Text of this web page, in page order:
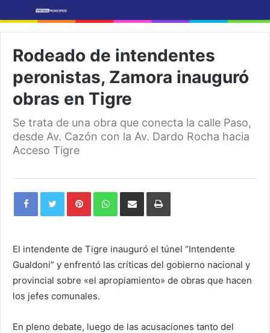
Rodeado de intendentes
peronistas, Zamora inauguró
obras en Tigre
Se trata de una obra que conecta la calle Paso,
desde Av. Cazón con la Av. Dardo Rocha hacia
Acceso Tigre
PinterestWhatsAppShare
Email
Print
El intendente de Tigre inauguró el túnel “Intendente
Gualdoni” y enfrentó las críticas del gobierno nacional y
provincial sobre «el apropiamiento» de obras que hacen
los jefes comunales.
En pleno debate, luego de las acusaciones tanto del